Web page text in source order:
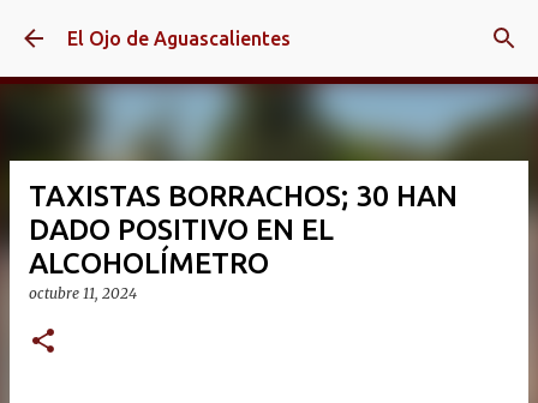
Ir al contenido principal
El Ojo de Aguascalientes
TAXISTAS BORRACHOS; 30 HAN
DADO POSITIVO EN EL
ALCOHOLÍMETRO
octubre 11, 2024